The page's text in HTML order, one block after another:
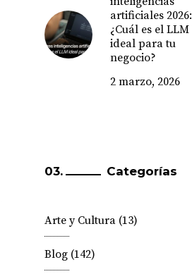
artificiales 2026:
¿Cuál es el LLM
ideal para tu
negocio?
2 marzo, 2026
Categorías
Arte y Cultura(13)
Blog(142)